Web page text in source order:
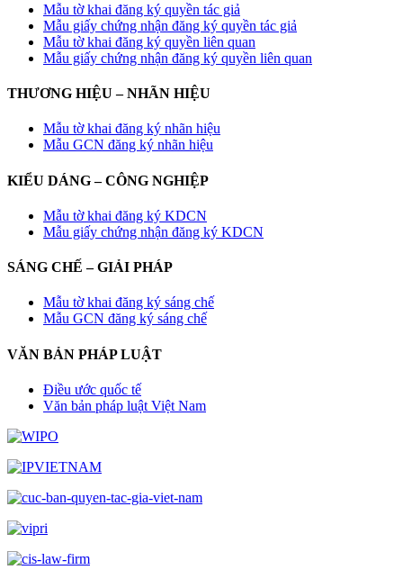
Mẫu tờ khai đăng ký quyền tác giả
Mẫu giấy chứng nhận đăng ký quyền tác giả
Mẫu tờ khai đăng ký quyền liên quan
Mẫu giấy chứng nhận đăng ký quyền liên quan
THƯƠNG HIỆU – NHÃN HIỆU
Mẫu tờ khai đăng ký nhãn hiệu
Mẫu GCN đăng ký nhãn hiệu
KIỂU DÁNG – CÔNG NGHIỆP
Mẫu tờ khai đăng ký KDCN
Mẫu giấy chứng nhận đăng ký KDCN
SÁNG CHẾ – GIẢI PHÁP
Mẫu tờ khai đăng ký sáng chế
Mẫu GCN đăng ký sáng chế
VĂN BẢN PHÁP LUẬT
Điều ước quốc tế
Văn bản pháp luật Việt Nam